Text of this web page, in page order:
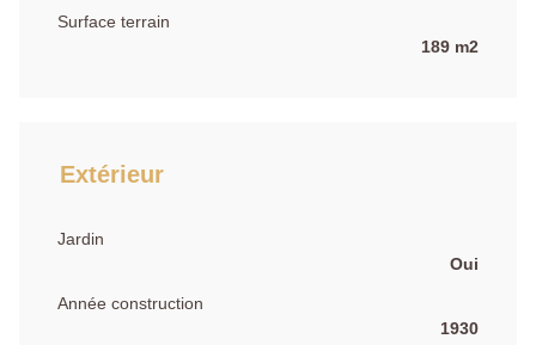
Surface terrain
189 m2
Extérieur
Jardin
Oui
Année construction
1930